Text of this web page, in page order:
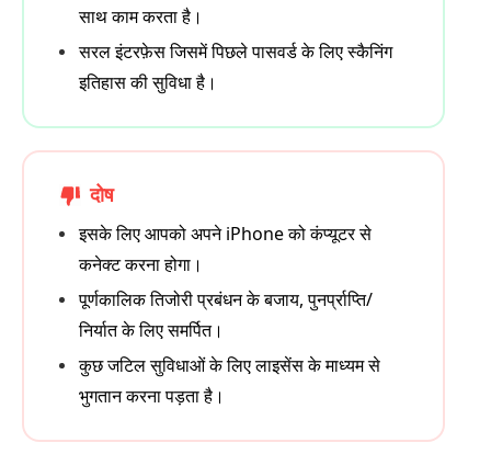
साथ काम करता है।
सरल इंटरफ़ेस जिसमें पिछले पासवर्ड के लिए स्कैनिंग
इतिहास की सुविधा है।
दोष
इसके लिए आपको अपने iPhone को कंप्यूटर से
कनेक्ट करना होगा।
पूर्णकालिक तिजोरी प्रबंधन के बजाय, पुनर्प्राप्ति/
निर्यात के लिए समर्पित।
कुछ जटिल सुविधाओं के लिए लाइसेंस के माध्यम से
भुगतान करना पड़ता है।